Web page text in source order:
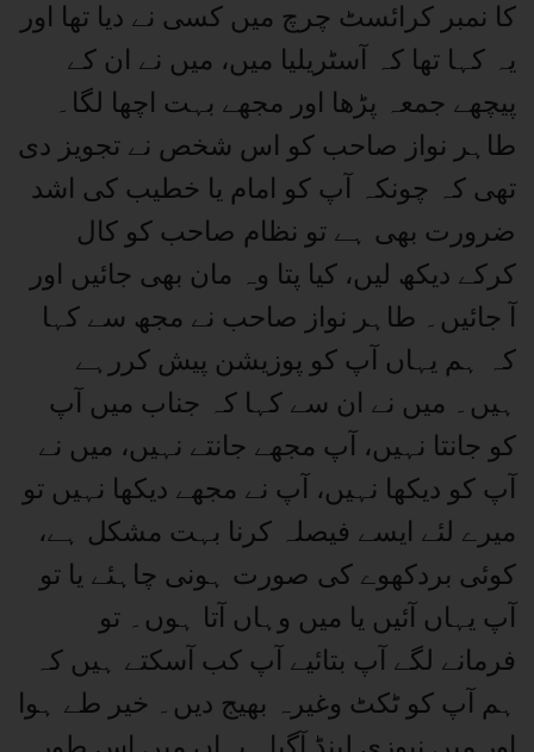
کا نمبر کرائسٹ چرچ میں کسی نے دیا تھا اور
یہ کہا تھا کہ آسٹریلیا میں، میں نے ان کے
پیچھے جمعہ پڑھا اور مجھے بہت اچھا لگا۔
طاہر نواز صاحب کو اس شخص نے تجویز دی
تھی کہ چونکہ آپ کو امام یا خطیب کی اشد
ضرورت بھی ہے تو نظام صاحب کو کال
کرکے دیکھ لیں، کیا پتا وہ مان بھی جائیں اور
آ جائیں۔ طاہر نواز صاحب نے مجھ سے کہا
کہ ہم یہاں آپ کو پوزیشن پیش کررہے
ہیں۔ میں نے ان سے کہا کہ جناب میں آپ
کو جانتا نہیں، آپ مجھے جانتے نہیں، میں نے
آپ کو دیکھا نہیں، آپ نے مجھے دیکھا نہیں تو
میرے لئے ایسے فیصلہ کرنا بہت مشکل ہے،
کوئی بردکھوے کی صورت ہونی چاہئے یا تو
آپ یہاں آئیں یا میں وہاں آتا ہوں۔ تو
فرمانے لگے آپ بتائیے آپ کب آسکتے ہیں کہ
ہم آپ کو ٹکٹ وغیرہ بھیج دیں۔ خیر طے ہوا